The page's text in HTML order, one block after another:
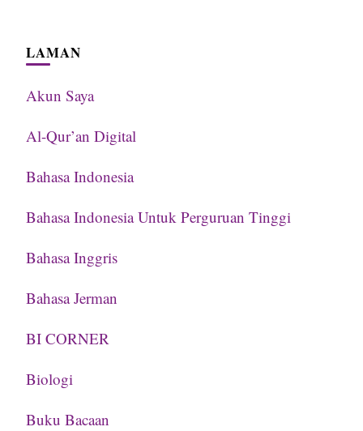
LAMAN
Akun Saya
Al-Qur’an Digital
Bahasa Indonesia
Bahasa Indonesia Untuk Perguruan Tinggi
Bahasa Inggris
Bahasa Jerman
BI CORNER
Biologi
Buku Bacaan